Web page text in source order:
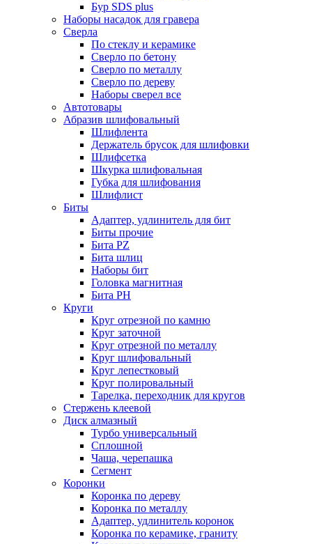
Бур SDS plus
Наборы насадок для гравера
Сверла
По стеклу и керамике
Сверло по бетону
Сверло по металлу
Сверло по дереву
Наборы сверел все
Автотовары
Абразив шлифовальный
Шлифлента
Держатель брусок для шлифовки
Шлифсетка
Шкурка шлифовальная
Губка для шлифования
Шлифлист
Биты
Адаптер, удлинитель для бит
Биты прочие
Бита PZ
Бита шлиц
Наборы бит
Головка магнитная
Бита PH
Круги
Круг отрезной по камню
Круг заточной
Круг отрезной по металлу
Круг шлифовальный
Круг лепестковый
Круг полировальный
Тарелка, переходник для кругов
Стержень клеевой
Диск алмазный
Турбо универсальный
Сплошной
Чаша, черепашка
Сегмент
Коронки
Коронка по дереву
Коронка по металлу
Адаптер, удлинитель коронок
Коронка по керамике, граниту